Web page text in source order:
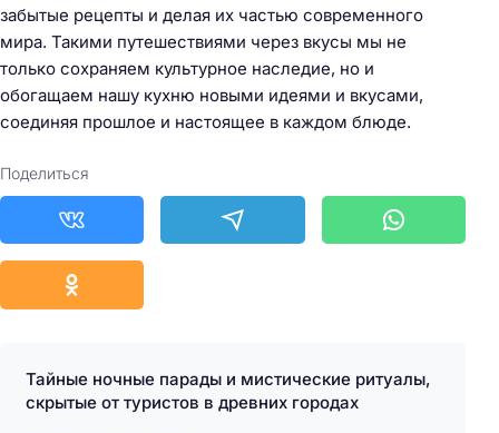
забытые рецепты и делая их частью современного
мира. Такими путешествиями через вкусы мы не
только сохраняем культурное наследие, но и
обогащаем нашу кухню новыми идеями и вкусами,
соединяя прошлое и настоящее в каждом блюде.
Поделиться
Тайные ночные парады и мистические ритуалы,
скрытые от туристов в древних городах